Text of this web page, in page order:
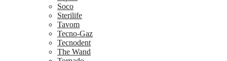
Soco
Sterilife
Tavom
Tecno-Gaz
Tecnodent
The Wand